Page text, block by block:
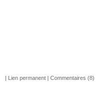
| Lien permanent | Commentaires (8)